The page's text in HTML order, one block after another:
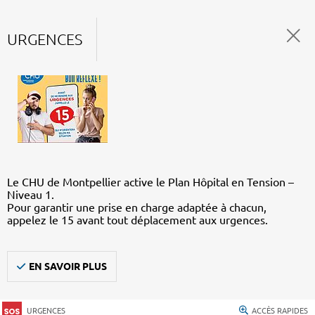
URGENCES
Le CHU de Montpellier active le Plan Hôpital en Tension –
Niveau 1.
Pour garantir une prise en charge adaptée à chacun,
appelez le 15 avant tout déplacement aux urgences.
EN SAVOIR PLUS
URGENCES ACCÈS RAPIDES